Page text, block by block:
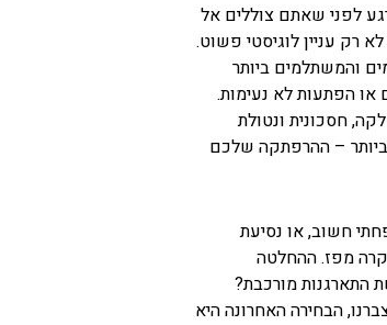
לפני שאתם צוללים אל
רק עניין לוגיסטי פשוט.
והמשתלמים ביותר
או הפתעות לא נעימות.
חסכונית ונטולת
– ההרפתקה שלכם
חשוב, או נסיעת
מפז. ההחלטה
התארגנות מורכבת?
הבחירה האחרונה היא